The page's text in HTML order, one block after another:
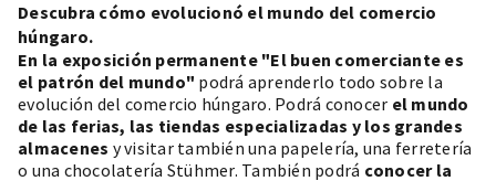
Descubra cómo evolucionó el mundo del comercio
húngaro.
En la exposición permanente "El buen comerciante es
el patrón del mundo" podrá aprenderlo todo sobre la
evolución del comercio húngaro. Podrá conocer el mundo
de las ferias, las tiendas especializadas y los grandes
almacenes y visitar también una papelería, una ferretería
o una chocolatería Stühmer. También podrá conocer la